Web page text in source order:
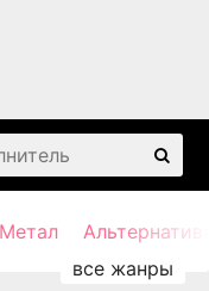
Метал